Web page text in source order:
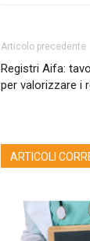
Articolo precedente
Registri Aifa:
per valorizzare i
ARTICOLI